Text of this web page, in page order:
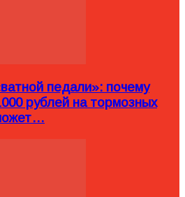
педали»: почему
рублей на тормозных